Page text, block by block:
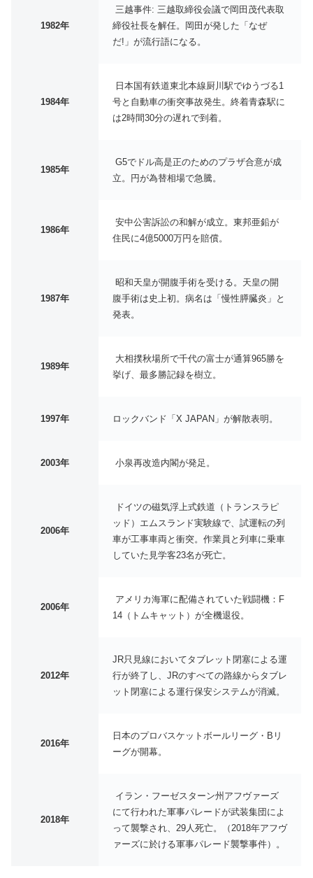
1982年
三越事件: 三越取締役会議で岡田茂代表取
締役社長を解任。岡田が発した「なぜ
だ!」が流行語になる。
1984年
日本国有鉄道東北本線厨川駅でゆうづる1
号と自動車の衝突事故発生。終着青森駅に
は2時間30分の遅れで到着。
1985年
G5でドル高是正のためのプラザ合意が成
立。円が為替相場で急騰。
1986年
安中公害訴訟の和解が成立。東邦亜鉛が
住民に4億5000万円を賠償。
1987年
昭和天皇が開腹手術を受ける。天皇の開
腹手術は史上初。病名は「慢性膵臓炎」と
発表。
1989年
大相撲秋場所で千代の富士が通算965勝を
挙げ、最多勝記録を樹立。
1997年 ロックバンド「X JAPAN」が解散表明。
2003年 小泉再改造内閣が発足。
2006年
ドイツの磁気浮上式鉄道（トランスラピ
ッド）エムスランド実験線で、試運転の列
車が工事車両と衝突。作業員と列車に乗車
していた見学客23名が死亡。
2006年
アメリカ海軍に配備されていた戦闘機：F
14（トムキャット）が全機退役。
2012年
JR只見線においてタブレット閉塞による運
行が終了し、JRのすべての路線からタブレ
ット閉塞による運行保安システムが消滅。
2016年
日本のプロバスケットボールリーグ・Bリ
ーグが開幕。
2018年
イラン・フーゼスターン州アフヴァーズ
にて行われた軍事パレードが武装集団によ
って襲撃され、29人死亡。（2018年アフヴ
ァーズに於ける軍事パレード襲撃事件）。